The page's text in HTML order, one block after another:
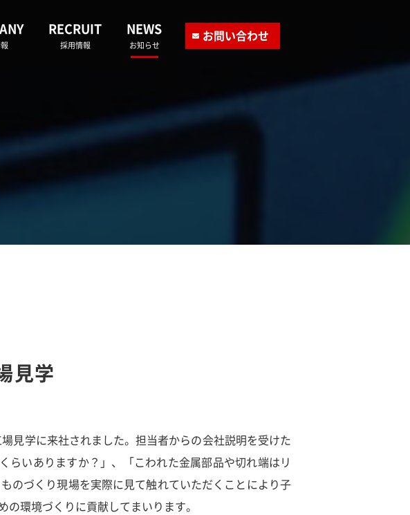
RECRUIT
採用情報
NEWS
お知らせ
お問い合わせ
見学
見学に来社されました。担当者からの会社説明を受けた
いありますか？」、「こわれた金属部品や切れ端はリ
のづくり現場を実際に見て触れていただくことにより子
環境づくりに貢献してまいります。